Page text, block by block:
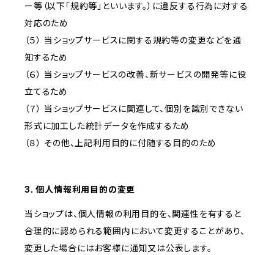
ー等（以下「規約等」といいます。）に違反する行為に対する
対応のため
（５） 当ショップサービスに関する規約等の変更などを通
知するため
（６） 当ショップサービスの改善、新サービスの開発等に役
立てるため
（７） 当ショップサービスに関連して、個別を識別できない
形式に加工した統計データを作成するため
（８） その他、上記利用目的に付随する目的のため
3. 個人情報利用目的の変更
当ショップは、個人情報の利用目的を、関連性を有すると
合理的に認められる範囲内において変更することがあり、
変更した場合にはお客様に通知又は公表します。